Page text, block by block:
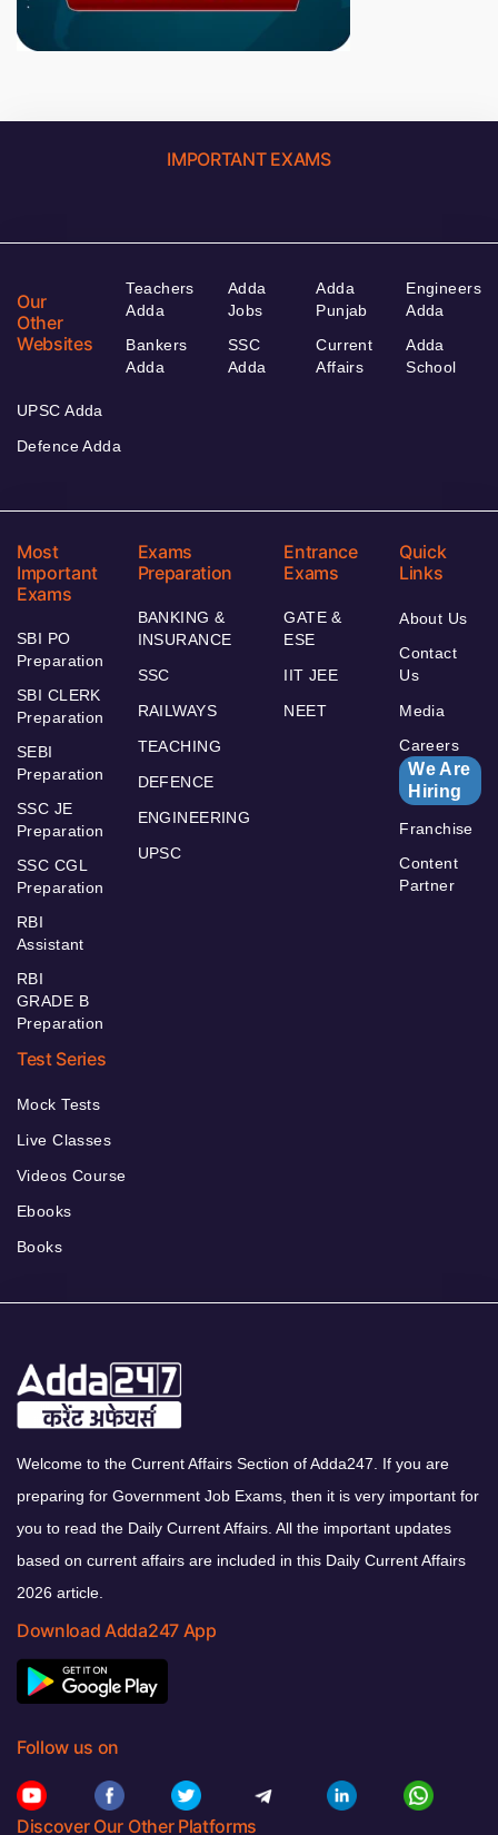
IMPORTANT EXAMS
Our
Other
Websites
Teachers
Adda
Bankers
Adda
Adda
Jobs
SSC
Adda
Adda
Punjab
Current
Affairs
Engineers
Adda
Adda
School
UPSC Adda
Defence Adda
Most
Important
Exams
SBI PO
Preparation
SBI CLERK
Preparation
SEBI
Preparation
SSC JE
Preparation
SSC CGL
Preparation
RBI
Assistant
RBI
GRADE B
Preparation
Exams
Preparation
BANKING &
INSURANCE
SSC
RAILWAYS
TEACHING
DEFENCE
ENGINEERING
UPSC
Entrance
Exams
GATE &
ESE
IIT JEE
NEET
Quick
Links
About Us
Contact
Us
Media
Careers
We Are
Hiring
Franchise
Content
Partner
Test Series
Mock Tests
Live Classes
Videos Course
Ebooks
Books
Welcome to the Current Affairs Section of Adda247. If you are
preparing for Government Job Exams, then it is very important for
you to read the Daily Current Affairs. All the important updates
based on current affairs are included in this Daily Current Affairs
2026 article.
Download Adda247 App
Follow us on
Discover Our Other Platforms